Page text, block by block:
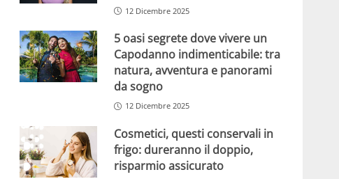
12 Dicembre 2025
5 oasi segrete dove vivere un
Capodanno indimenticabile: tra
natura, avventura e panorami
da sogno
12 Dicembre 2025
Cosmetici, questi conservali in
frigo: dureranno il doppio,
risparmio assicurato